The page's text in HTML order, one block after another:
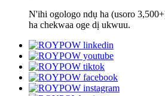
N'ihi ogologo ndụ ha (usoro
ha chekwaa oge dị ukwuu.